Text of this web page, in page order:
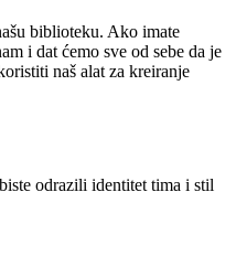
biblioteku. Ako imate
i dat ćemo sve od sebe da je
naš alat za kreiranje
odrazili identitet tima i stil